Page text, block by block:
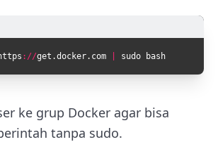
: //get .docker. com sudo bash
ke grup Docker agar bisa
tanpa sudo.